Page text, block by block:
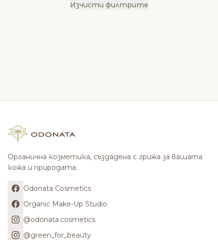
Изчисти филтрите
Органична козметика, създадена с грижа за вашата
кожа и природата.
Odonata Cosmetics
Organic Make-Up Studio
@odonata.cosmetics
@green_for_beauty